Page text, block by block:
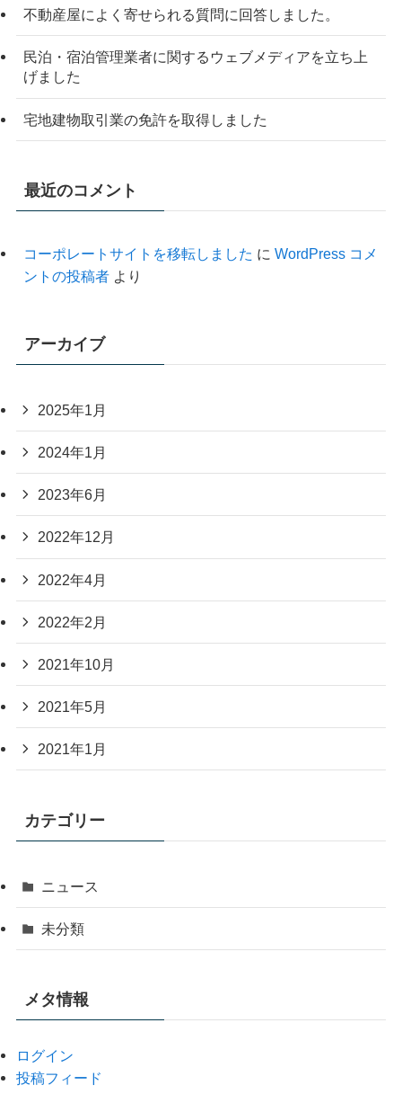
不動産屋によく寄せられる質問に回答しました。
民泊・宿泊管理業者に関するウェブメディアを立ち上
げました
宅地建物取引業の免許を取得しました
最近のコメント
コーポレートサイトを移転しました に WordPress コメ
ントの投稿者より
アーカイブ
2025年1月
2024年1月
2023年6月
2022年12月
2022年4月
2022年2月
2021年10月
2021年5月
2021年1月
カテゴリー
ニュース
未分類
メタ情報
ログイン
投稿フィード